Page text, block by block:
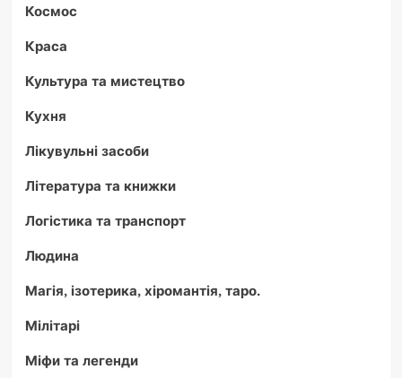
Космос
Краса
Культура та мистецтво
Кухня
Лікувульні засоби
Література та книжки
Логістика та транспорт
Людина
Магія, ізотерика, хіромантія, таро.
Мілітарі
Міфи та легенди